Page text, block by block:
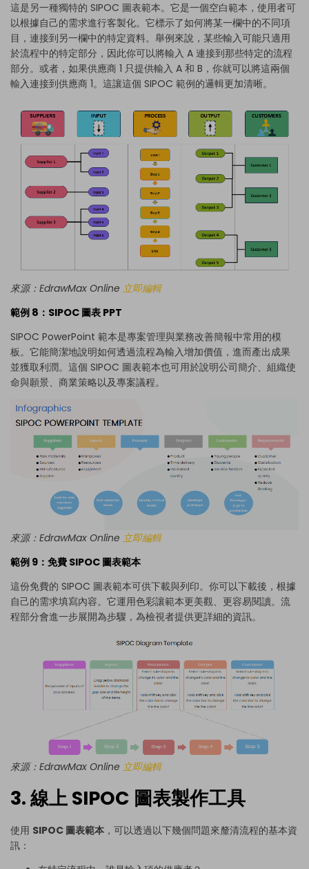
這是另一種獨特的 SIPOC 圖表範本。它是一個空白範本，使用者可
以根據自己的需求進行客製化。它標示了如何將某一欄中的不同項
目，連接到另一欄中的特定資料。舉例來說，某些輸入可能只適用
於流程中的特定部分，因此你可以將輸入 A 連接到那些特定的流程
部分。或者，如果供應商 1 只提供輸入 A 和 B，你就可以將這兩個
輸入連接到供應商 1。這讓這個 SIPOC 範例的邏輯更加清晰。
來源：EdrawMax Online 立即編輯
範例 8：SIPOC 圖表 PPT
SIPOC PowerPoint 範本是專案管理與業務改善簡報中常用的模
板。它能簡潔地說明如何透過流程為輸入增加價值，進而產出成果
並獲取利潤。這個 SIPOC 圖表範本也可用於說明公司簡介、組織使
命與願景、商業策略以及專案議程。
來源：EdrawMax Online 立即編輯
範例 9：免費 SIPOC 圖表範本
這份免費的 SIPOC 圖表範本可供下載與列印。你可以下載後，根據
自己的需求填寫內容。它運用色彩讓範本更美觀、更容易閱讀。流
程部分會進一步展開為步驟，為檢視者提供更詳細的資訊。
來源：EdrawMax Online 立即編輯
3. 線上 SIPOC 圖表製作工具
使用 SIPOC 圖表範本 ，可以透過以下幾個問題來釐清流程的基本資
訊：